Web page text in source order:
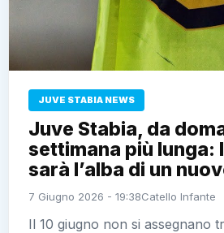
JUVE STABIA NEWS
Juve Stabia, da
settimana più lunga:
sarà l’alba di un
7 Giugno 2026 - 19:38Catello Infante
Il 10 giugno non si assegnano